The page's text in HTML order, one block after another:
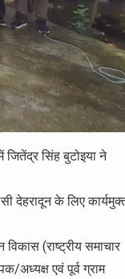
सिंह बुटोइया ने
देहरादून के लिए
(राष्ट्रीय समाचार
अध्यक्ष एवं पूर्व ग्राम